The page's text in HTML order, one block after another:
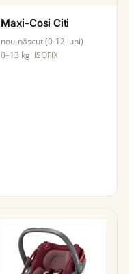
Maxi-Cosi Citi
nou-născut (0-12 luni)
0–13 kg ISOFIX